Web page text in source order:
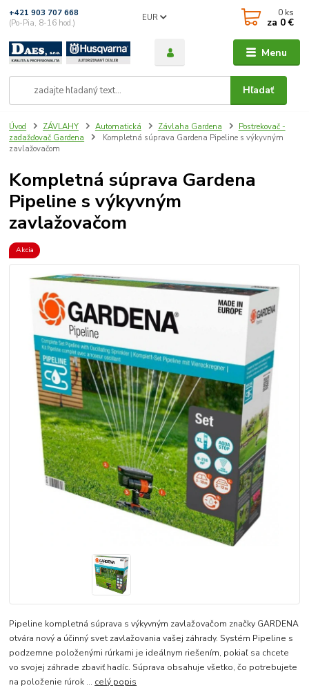
Menu
EUR
Hľadať
+421 903 707 668
(Po-Pia, 8-16 hod.)
0 ks
za 0 €
Úvod ZÁVLAHY Automatická Závlaha Gardena
Postrekovač -
zadažďovač Gardena
Kompletná súprava Gardena Pipeline s výkyvným
zavlažovačom
Kompletná súprava Gardena
Pipeline s výkyvným
zavlažovačom
Akcia
Pipeline kompletná súprava s výkyvným zavlažovačom značky GARDENA
otvára nový a účinný svet zavlažovania vašej záhrady. Systém Pipeline s
podzemne položenými rúrkami je ideálnym riešením, pokiaľ sa chcete
vo svojej záhrade zbaviť hadíc. Súprava obsahuje všetko, čo potrebujete
na položenie rúrok ... celý popis